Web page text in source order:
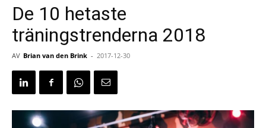
De 10 hetaste
träningstrenderna 2018
AV Brian van den Brink - 2017-12-30